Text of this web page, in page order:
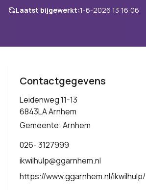
Laatst bijgewerkt:1-6-2026 13:16:06
Contactgegevens
Leidenweg 11-13
6843LA Arnhem
Gemeente: Arnhem
026- 3127999
ikwilhulp@ggarnhem.nl
https://www.ggarnhem.nl/ikwilhulp/